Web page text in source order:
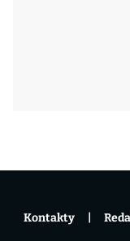
Kontakty